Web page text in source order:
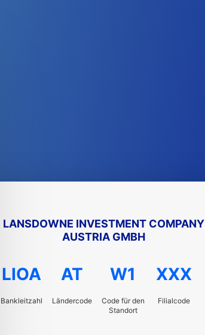
LANSDOWNE INVESTMENT COMPANY
AUSTRIA GMBH
LIOA
Bankleitzahl
AT
Ländercode
W1
Code für den
Standort
XXX
Filialcode